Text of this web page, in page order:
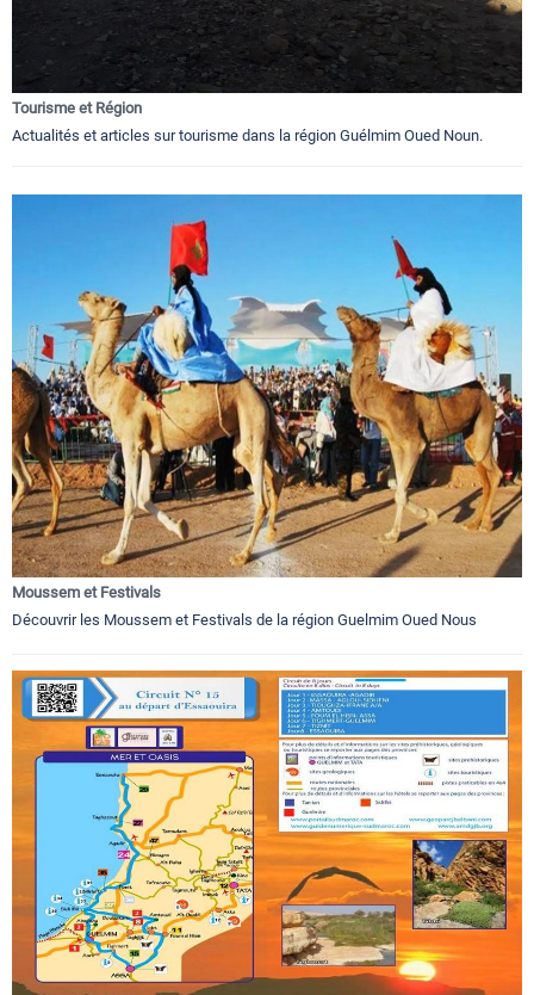
Tourisme et Région
Actualités et articles sur tourisme dans la région Guélmim Oued Noun.
Moussem et Festivals
Découvrir les Moussem et Festivals de la région Guelmim Oued Nous